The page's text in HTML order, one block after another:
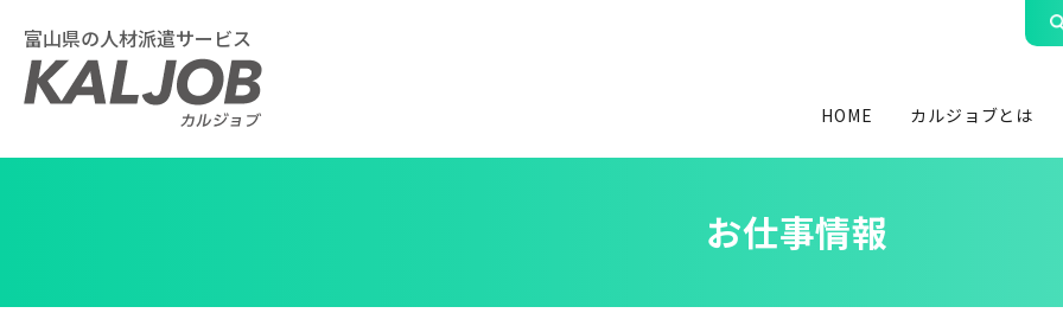
富山県の人材派遣サービス
HOME カルジョブとは
お仕事情報